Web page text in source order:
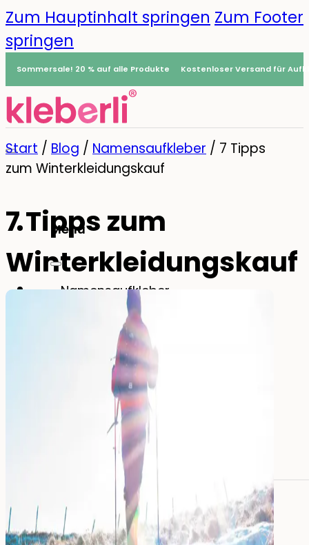
Zum Hauptinhalt springen Zum Footer
springen
Sommersale! 20 % auf alle Produkte Kostenloser Versand für
Menü
Namensaufkleber
Alle Namensaufkleber
Namensaufkleber
Bügeletiketten
Mini-Aufkleber
Große Namensaufkleber
Stifte-Aufkleber
Für Erwachsene:
Aufkleber für Pflegeheime
Werkzeug-Aufkleber
0
Start / Blog / Namensaufkleber / 7 Tipps
zum Winterkleidungskauf
7 Tipps zum
Winterkleidungskauf